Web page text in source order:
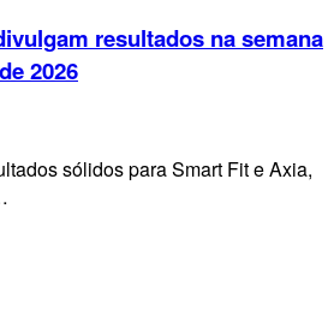
resultados na semana
2026
sólidos para Smart Fit e Axia,